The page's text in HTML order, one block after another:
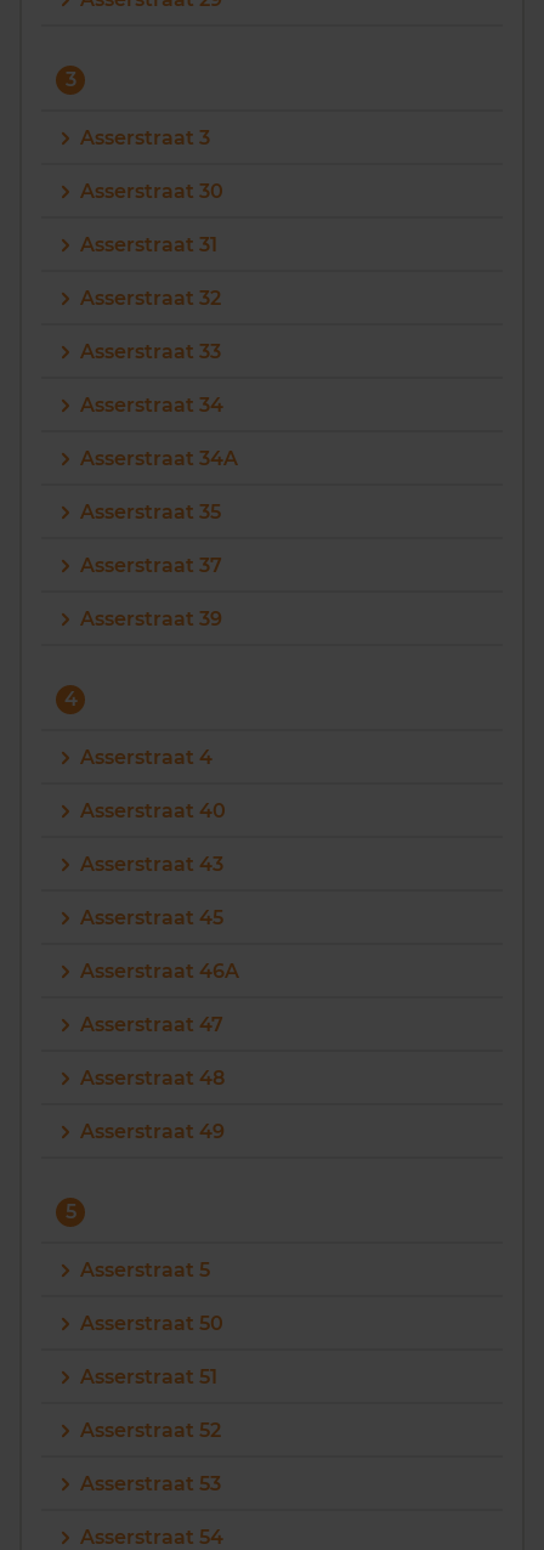
3
Asserstraat 3
Asserstraat 30
Asserstraat 31
Asserstraat 32
Asserstraat 33
Asserstraat 34
Asserstraat 34A
Asserstraat 35
Asserstraat 37
Asserstraat 39
4
Asserstraat 4
Asserstraat 40
Asserstraat 43
Asserstraat 45
Asserstraat 46A
Asserstraat 47
Asserstraat 48
Asserstraat 49
5
Asserstraat 5
Asserstraat 50
Asserstraat 51
Asserstraat 52
Asserstraat 53
Asserstraat 54